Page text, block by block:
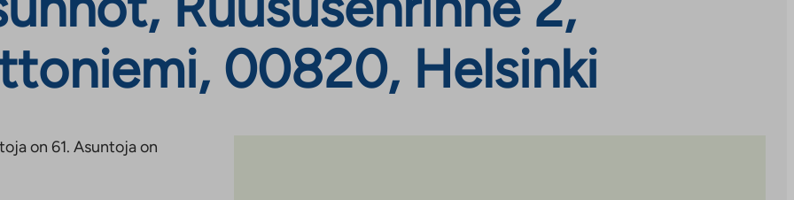
00820, Helsinki
on 61. Asuntoja on